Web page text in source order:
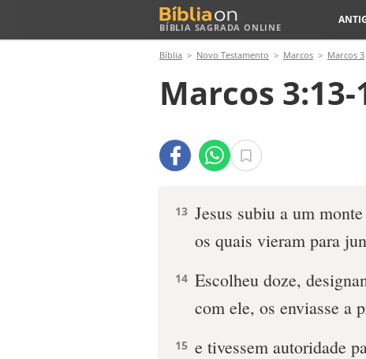
BÍBLIA SAGRADA ONLINE
Bíblia Novo Testamento Marcos Marcos 3
Marcos 3:13-
13 Jesus subiu a um
os quais vieram para
14 Escolheu doze,
com ele, os enviasse a
15 e tivessem autoridade